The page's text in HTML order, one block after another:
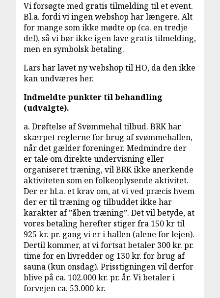
Vi forsøgte med gratis tilmelding til et event.
Bl.a. fordi vi ingen webshop har længere. Alt
for mange som ikke mødte op (ca. en tredje
del), så vi bør ikke igen lave gratis tilmelding,
men en symbolsk betaling.
Lars har lavet ny webshop til HO, da den ikke
kan undværes her.
Indmeldte punkter til behandling
(udvalgte).
a. Drøftelse af Svømmehal tilbud. BRK har
skærpet reglerne for brug af svømmehallen,
når det gælder foreninger. Medmindre der
er tale om direkte undervisning eller
organiseret træning, vil BRK ikke anerkende
aktiviteten som en folkeoplysende aktivitet.
Der er bl.a. et krav om, at vi ved præcis hvem
der er til træning og tilbuddet ikke har
karakter af ”åben træning”. Det vil betyde, at
vores betaling herefter stiger fra 150 kr til
925 kr. pr. gang vi er i hallen (alene for lejen).
Dertil kommer, at vi fortsat betaler 300 kr. pr.
time for en livredder og 130 kr. for brug af
sauna (kun onsdag). Prisstigningen vil derfor
blive på ca. 102.000 kr. pr. år. Vi betaler i
forvejen ca. 53.000 kr.